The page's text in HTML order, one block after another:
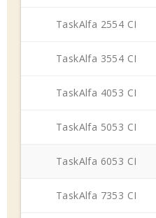
TaskAlfa 2554 CI
TaskAlfa 3554 CI
TaskAlfa 4053 CI
TaskAlfa 5053 CI
TaskAlfa 6053 CI
TaskAlfa 7353 CI